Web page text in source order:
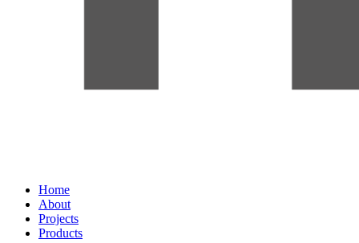
Home
About
Projects
Products